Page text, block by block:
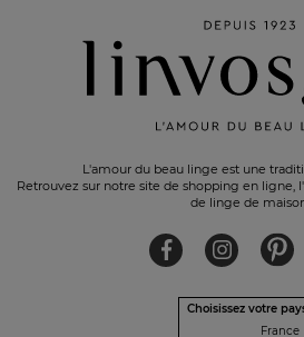
L'amour du beau linge est une
Retrouvez sur notre site de shopping en ligne,
de linge de
Choisissez votre
France